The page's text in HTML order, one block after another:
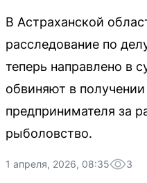
В Астраханской
расследование по
теперь направлено в
обвиняют в получении
предпринимателя за
рыболовство.
1 апреля, 2026, 08:35 3